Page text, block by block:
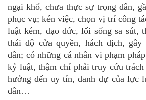
ngại khổ, chưa thực sự trọng dân,
phục vụ; kén việc, chọn vị trí công
luật kém, đạo đức, lối sống sa sút,
thái độ cửa quyền, hách dịch, gây
dân; có những cá nhân vi phạm
kỷ luật, thậm chí phải truy cứu
hưởng đến uy tín, danh dự của lực
dân…